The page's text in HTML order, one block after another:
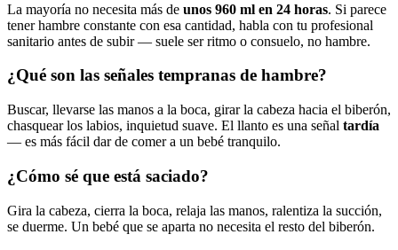
La mayoría no necesita más de unos 960 ml en 24 horas. Si parece
tener hambre constante con esa cantidad, habla con tu profesional
sanitario antes de subir — suele ser ritmo o consuelo, no hambre.
¿Qué son las señales tempranas de hambre?
Buscar, llevarse las manos a la boca, girar la cabeza hacia el biberón,
chasquear los labios, inquietud suave. El llanto es una señal tardía
— es más fácil dar de comer a un bebé tranquilo.
¿Cómo sé que está saciado?
Gira la cabeza, cierra la boca, relaja las manos, ralentiza la succión,
se duerme. Un bebé que se aparta no necesita el resto del biberón.